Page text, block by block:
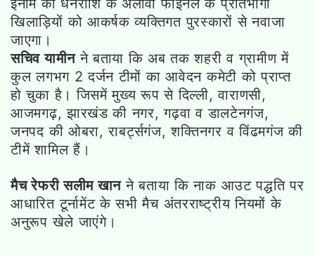
ईनाम की धनराशि के अलावा फाईनल के प्रतिभागी
खिलाड़ियों को आकर्षक व्यक्तिगत पुरस्कारों से नवाजा
जाएगा।
सचिव यामीनने बताया कि अब तक शहरी व ग्रामीण में
कुल लगभग 2 दर्जन टीमों का आवेदन कमेटी को प्राप्त
हो चुका है। जिसमें मुख्य रूप से दिल्ली, वाराणसी,
आजमगढ़, झारखंड की नगर, गढ़वा व डालटेनगंज,
जनपद की ओबरा, राबर्ट्सगंज, शक्तिनगर व विंढमगंज की
टीमें शामिल हैं।
मैच रेफरी सलीम खानने बताया कि नाक आउट पद्धति पर
आधारित टूर्नामेंट के सभी मैच अंतरराष्ट्रीय नियमों के
अनुरूप खेले जाएंगे।